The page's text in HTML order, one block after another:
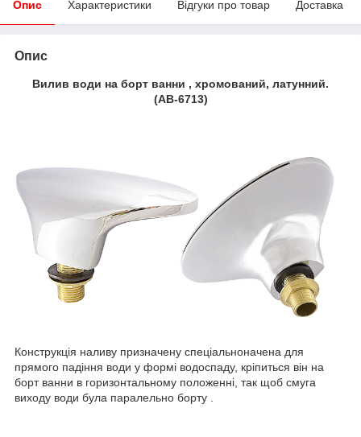
Опис Характеристики Відгуки про товар Доставка
Опис
Вилив води на борт ванни , хромований, латунний.
(АВ-6713)
Конструкція наливу призначену спеціальноначена для
прямого падіння води у формі водоспаду, кріпиться він на
борт ванни в горизонтальному положенні, так щоб смуга
виходу води була паралельно борту .